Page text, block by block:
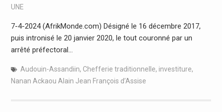
UNE
7-4-2024 (AfrikMonde.com) Désigné le 16 décembre 2017,
puis intronisé le 20 janvier 2020, le tout couronné par un
arrêté préfectoral…
Audouin-Assandiin, Chefferie traditionnelle, investiture,
Nanan Ackaou Alain Jean François d’Assise